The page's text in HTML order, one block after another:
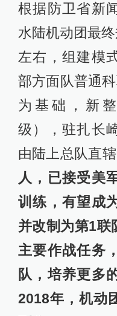
根据防卫省新
水陆机动团最
左右，组建模
部方面队普通科
为基础，新
级），驻扎长
由陆上总队直辖
人，已接受美
训练，有望成
并改制为第1联
主要作战任务
队，培养更多
2018年，机动